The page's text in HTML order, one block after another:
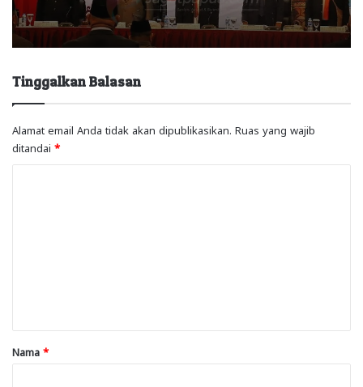
Tinggalkan Balasan
Alamat email Anda tidak akan dipublikasikan. Ruas yang wajib
ditandai *
rNama *